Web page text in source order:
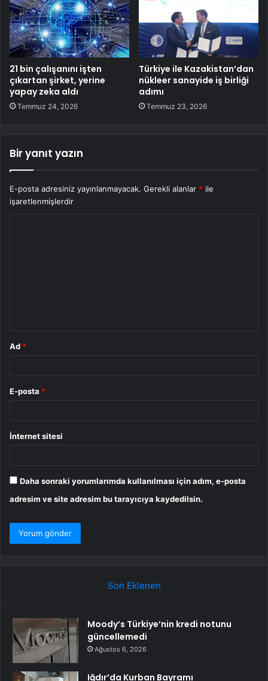
21 bin çalışanını işten
çıkartan şirket, yerine
yapay zeka aldı
Temmuz 24, 2026
Türkiye ile Kazakistan’dan
nükleer sanayide iş birliği
adımı
Temmuz 23, 2026
Bir yanıt yazın
E-posta adresiniz yayınlanmayacak. Gerekli alanlar * ile
işaretlenmişlerdir
Ad *
E-posta *
İnternet sitesi
Daha sonraki yorumlarımda kullanılması için adım, e-posta
adresim ve site adresim bu tarayıcıya kaydedilsin.
Son Eklenen
Moody’s Türkiye’nin kredi notunu
güncellemedi
Ağustos 6, 2026
Iğdır’da Kurban Bayramı